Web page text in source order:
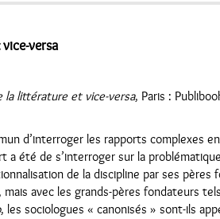
versa
la littérature et vice-versa, Paris :
d’interroger les rapports complexes
été de s’interroger sur la
de la discipline par ses pères
avec les grands-pères fondateurs
, les sociologues « canonisés » sont-ils